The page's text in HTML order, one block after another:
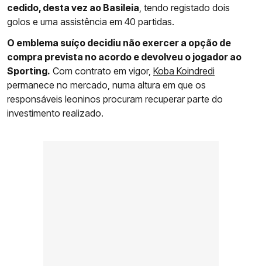
cedido, desta vez ao Basileia , tendo registado dois
golos e uma assistência em 40 partidas.
O emblema suíço decidiu não exercer a opção de
compra prevista no acordo e devolveu o jogador ao
Sporting. Com contrato em vigor, Koba Koindredi
permanece no mercado, numa altura em que os
responsáveis leoninos procuram recuperar parte do
investimento realizado.